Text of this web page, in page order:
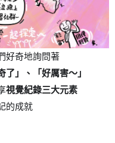
好奇地詢問著
了」、「好厲害～」
視覺紀錄三大元素
的成就